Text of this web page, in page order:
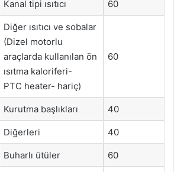
Kanal tipi ısıtıcı 60
Diğer ısıtıcı ve sobalar
(Dizel motorlu
araçlarda kullanılan ön
ısıtma kaloriferi-
PTC heater- hariç)
60
Kurutma başlıkları 40
Diğerleri 40
Buharlı ütüler 60